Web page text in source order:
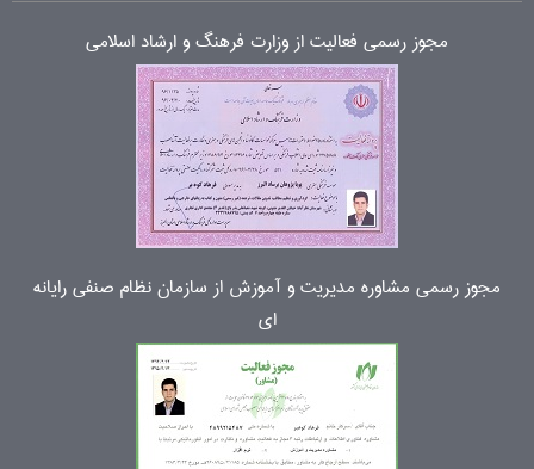
مجوز رسمی فعالیت از وزارت فرهنگ و ارشاد اسلامی
مجوز رسمی مشاوره مدیریت و آموزش از سازمان نظام صنفی رایانه
ای